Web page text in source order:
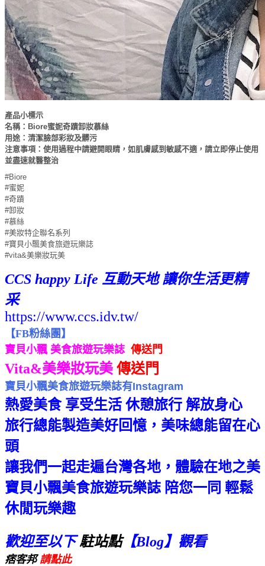
產品小標示
名稱：Biore蜜妮奇蹟卸妝慕絲
用途：清潔臉部彩妝及髒污
注意事項：使用過程中請避開眼睛，如肌膚感到敏感不適，請立即停止使用
並盡速就醫整治
#Biore
#蜜妮
#奇蹟
#卸妝
#慕絲
#美妝特企聯名系列
#寶貝小飄美食旅遊玩樂誌
#vita&美樂妝玩美
CCS happy Life 互動天地 讓你生活更精
采
https://www.ccs.idv.tw/
【FB粉絲團 】
寶貝小飄 美食旅遊玩樂誌 傳送門
Vita&美樂妝玩美 傳送門
寶貝小飄美食旅遊玩樂誌有Instagram
熱愛美食 享受生活 休憩旅行 解放身心
旅行總能製造美好回憶，美味總能留在心
頭
讓我們一起走遍台灣各地，體驗在地之美
寶貝小飄美食旅遊玩樂誌 陪您一同 輕鬆
休閒玩樂趣
歡迎至以下 駐站點【Blog】 觀看
痞客邦 請點此